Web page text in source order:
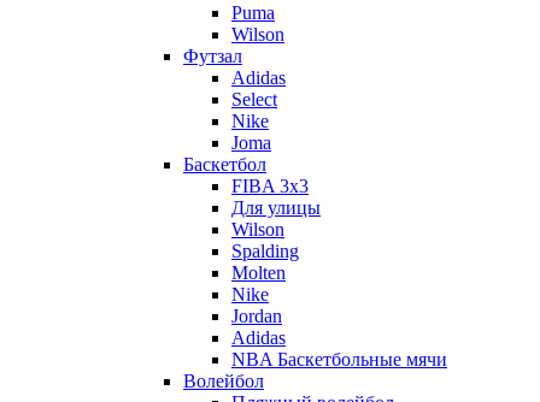
Puma
Wilson
Футзал
Adidas
Select
Nike
Joma
Баскетбол
FIBA 3x3
Для улицы
Wilson
Spalding
Molten
Nike
Jordan
Adidas
NBA Баскетбольные мячи
Волейбол